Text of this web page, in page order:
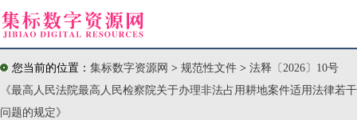
您当前的位置： 集标数字资源网 > 规范性文件 > 法释〔2026〕10号
《最高人民法院最高人民检察院关于办理非法占用耕地案件适用法律若干
问题的规定》